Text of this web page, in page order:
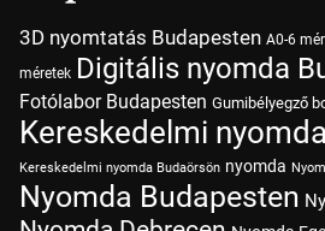
3D nyomtatás Budapesten A0-6
méretek Digitális nyomda
Fotólabor Budapesten Gumibélyegző
Kereskedelmi
Kereskedelmi nyomda Budaörsön nyomda
Nyomda Budapesten